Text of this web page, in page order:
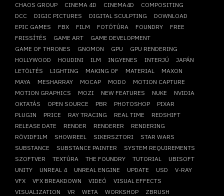
CHAOS GROUP
CINEMA 4D CINEMA4D
COMPOSITING
DCC
DIGIC PICTURES DIGITAL SCULPTING
DOWNLOAD
EPIC GAMES
FBX FILM FOTÓTÚRA FOUNDRY
FREE
FRISSÍTÉS
GAME ART
GAME DEVELOPMENT
GAME OF THRONES
GNOMON GPU
GPU RENDERING
HOLLYWOOD
HOUDINI ILM INGYENES INTERJÚ
JAPÁN
LETÖLTÉS
LIGHTING MAKING OF MATERIAL
MAXON
MAYA
MESHARRAY MOCAP MODO
MOTION CAPTURE
MOTION GRAPHICS
MOZI NEW FEATURES NUKE
NVIDIA
OKTATÁS
OPEN SOURCE PBR PHOTOSHOP
PIXAR
PLUGIN
PRICE RAY TRACING REAL TIME
REDSHIFT
RELEASE DATE
RENDER RENDERER
RENDERING
RÖVIDFILM
SHOWREEL SIKERSZTORI
STAR WARS
SUBSTANCE
SUBSTANCE PAINTER
SYSTEM REQUIREMENTS
SZOFTVER
TEXTÚRA THE FOUNDRY TUTORIAL
UBISOFT
UNITY
UNREAL 4 UNREAL ENGINE UPDATE USD
V-RAY
VFX
VFX BREAKDOWN VIDEÓ
VISUAL EFFECTS
VISUALIZATION
VR WETA WORKSHOP ZBRUSH